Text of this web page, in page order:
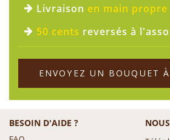
Livraison en main propre
50 cents reversés à
ENVOYEZ UN BOUQUET
BESOIN D'AIDE ?